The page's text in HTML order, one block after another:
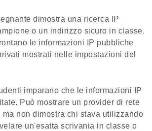
dimostra una ricerca IP
o un indirizzo sicuro in classe.
le informazioni IP pubbliche
mostrati nelle impostazioni del
imparano che le informazioni IP
Può mostrare un provider di rete
ma non dimostra chi stava utilizzando
un'esatta scrivania in classe o